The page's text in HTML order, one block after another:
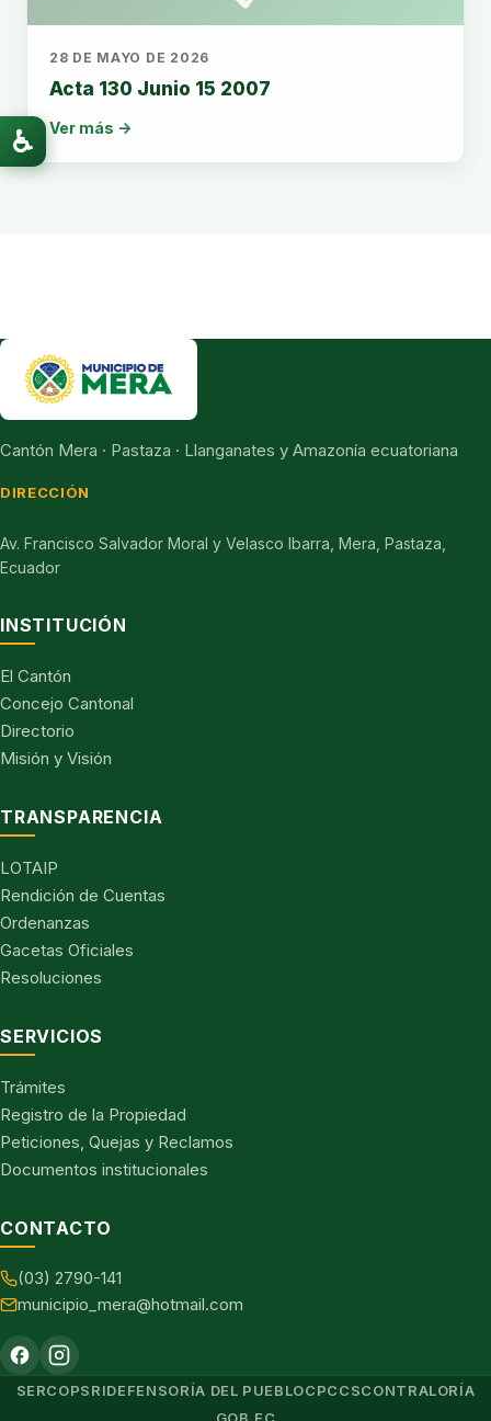
28 DE MAYO DE 2026
Acta 130 Junio 15 2007
Ver más →
Cantón Mera · Pastaza · Llanganates y Amazonía ecuatoriana
DIRECCIÓN
Av. Francisco Salvador Moral y Velasco Ibarra, Mera, Pastaza,
Ecuador
INSTITUCIÓN
El Cantón
Concejo Cantonal
Directorio
Misión y Visión
TRANSPARENCIA
LOTAIP
Rendición de Cuentas
Ordenanzas
Gacetas Oficiales
Resoluciones
SERVICIOS
Trámites
Registro de la Propiedad
Peticiones, Quejas y Reclamos
Documentos institucionales
CONTACTO
(03) 2790-141
municipio_mera@hotmail.com
SERCOPSRIDEFENSORÍA DEL PUEBLOCPCCSCONTRALORÍA
♿